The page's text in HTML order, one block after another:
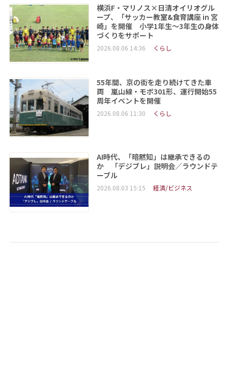
横浜F・マリノス×日清オイリオグル
ープ、「サッカー教室&食育講座 in 宮
崎」を開催 小学1年生～3年生の身体
づくりをサポート
2026.08.06 14:36 くらし
55年間、京の街を走り続けてきた車
両 嵐山線・モボ301形、運行開始55
周年イベントを開催
2026.08.06 11:30 くらし
AI時代、「暗黙知」は継承できるの
か 「デジブレ」説明会／ラウンドテ
ーブル
2026.08.03 15:15 経済/ビジネス